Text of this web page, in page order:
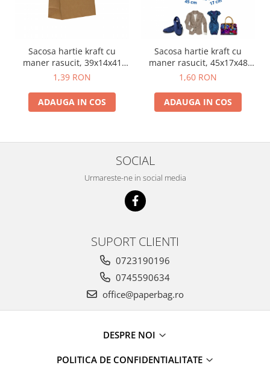
Sacosa hartie kraft cu
maner rasucit, 39x14x41
cm, 200 buc - NATUR
1,39 RON
ADAUGA IN COS
Sacosa hartie kraft cu
maner rasucit, 45x17x48
cm, 250 buc - NATUR
1,60 RON
ADAUGA IN COS
SOCIAL
Urmareste-ne in social media
SUPORT CLIENTI
0723190196
0745590634
office@paperbag.ro
DESPRE NOI
POLITICA DE CONFIDENTIALITATE